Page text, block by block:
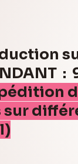
: